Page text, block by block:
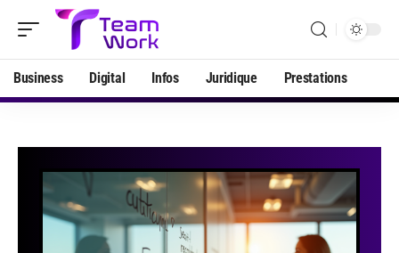
Business Digital Infos Juridique Prestations